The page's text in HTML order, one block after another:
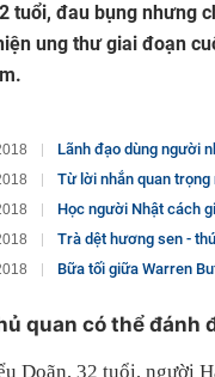
tuổi, đau bụng nhưng
ung thư giai đoạn
Lãnh đạo dùng người nhất
Từ lời nhắn quan trọng nhất của thiên tài vật
Học người Nhật cách
Trà dệt hương sen -
Bữa tối giữa Warren
quan có thể đánh
Doãn, 32 tuổi, người